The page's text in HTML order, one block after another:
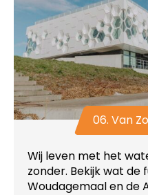
06. Van
Wij leven met het
zonder. Bekijk wat de
Woudagemaal en de